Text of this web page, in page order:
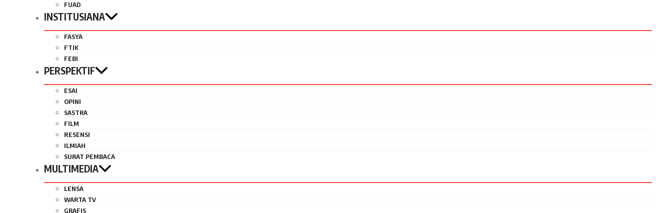
FUAD
INSTITUSIANA
FASYA
FTIK
FEBI
PERSPEKTIF
ESAI
OPINI
SASTRA
FILM
RESENSI
ILMIAH
SURAT PEMBACA
MULTIMEDIA
LENSA
WARTA TV
GRAFIS